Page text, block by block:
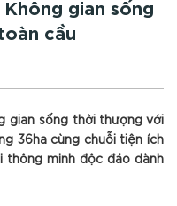
Không gian sống
cầu
gian sống thời thượng với
36ha cùng chuỗi tiện ích
thông minh độc đáo dành